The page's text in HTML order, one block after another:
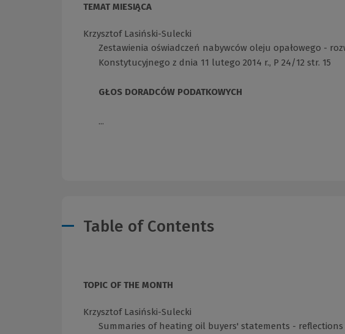
TEMAT MIESIĄCA
Krzysztof Lasiński-Sulecki
Zestawienia oświadczeń nabywców oleju opałowego -
Konstytucyjnego z dnia 11 lutego 2014 r., P 24/12 str. 15
GŁOS DORADCÓW PODATKOWYCH
...
Table of Contents
TOPIC OF THE MONTH
Krzysztof Lasiński-Sulecki
Summaries of heating oil buyers' statements -